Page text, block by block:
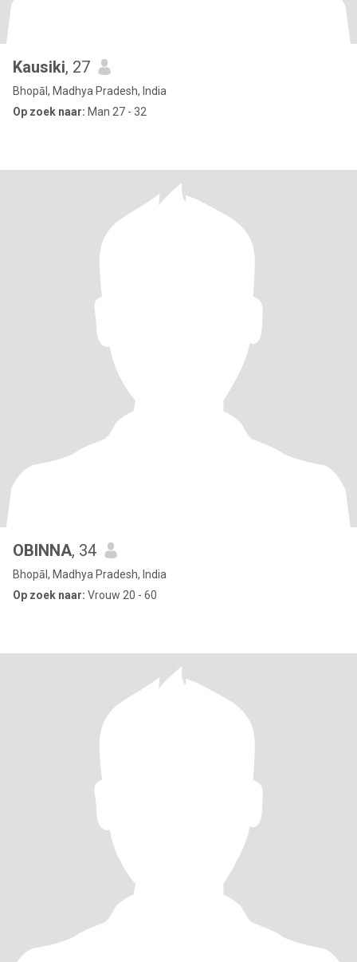
Kausiki, 27
Bhopāl, Madhya Pradesh, India
Op zoek naar: Man 27 - 32
OBINNA, 34
Bhopāl, Madhya Pradesh, India
Op zoek naar: Vrouw 20 - 60